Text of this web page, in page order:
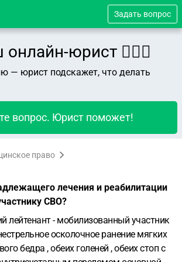
Задать вопрос
юрист 👨🏻‍⚖️
— юрист подскажет, что делать
вопрос. Юрист поможет!
право
лечения и реабилитации
СВО?
участник
осколочное ранение мягких
бедра , обеих голеней , обеих стоп с